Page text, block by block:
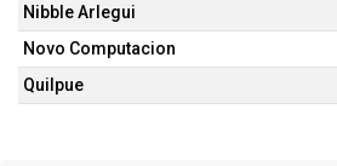
Nibble Arlegui
Novo Computacion
Quilpue